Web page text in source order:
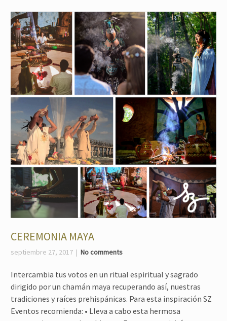
CEREMONIA MAYA
septiembre 27, 2017 No comments
Intercambia tus votos en un ritual espiritual y sagrado
dirigido por un chamán maya recuperando así, nuestras
tradiciones y raíces prehispánicas. Para esta inspiración SZ
Eventos recomienda: • Lleva a cabo esta hermosa